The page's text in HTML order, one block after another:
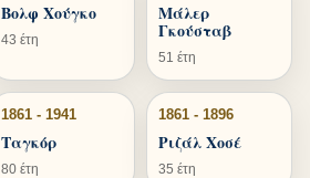
Βολφ Χούγκο
43 έτη
Μάλερ
Γκούσταβ
51 έτη
1861 - 1941
Ταγκόρ
80 έτη
1861 - 1896
Ριζάλ Χοσέ
35 έτη